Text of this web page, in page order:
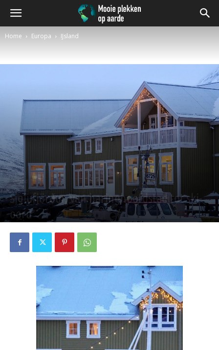
Home Europa IJsland
IJsland
Siglufjörður, van haringhoofdstad tot ski-
oord